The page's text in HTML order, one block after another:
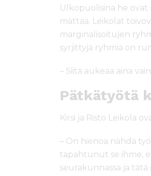
Ulkopuolisina he ovat
mättää. Leikolat
marginalisoitujen
syrjittyjä ryhmiä on
– Siitä aukeaa aina
Pätkätyötä
Kirsi ja Risto Leikola
– On hienoa nähdä
tapahtunut se ihme,
seurakunnassa ja tätä